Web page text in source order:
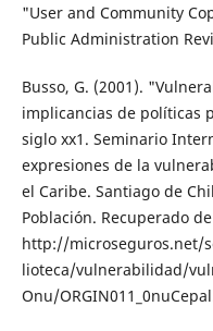
"User and Community
Public Administration
Busso, G. (2001).
implicancias de políticas
siglo xx1. Seminario
expresiones de la
el Caribe. Santiago de
Población. Recuperado de
http://microseguros.net/
lioteca/vulnerabilidad/
Onu/